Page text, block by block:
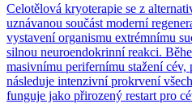
Celotělová kryoterapie se z
uznávanou součást moderní
vystavení organismu extrémnímu
silnou neuroendokrinní reakci.
masivnímu perifernímu stažení
následuje intenzivní prokrvení
funguje jako přirozený restart pro